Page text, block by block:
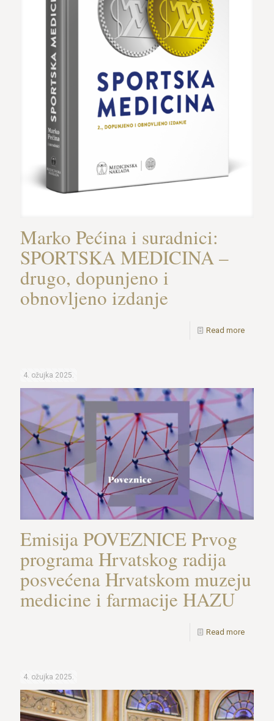
Marko Pećina i suradnici:
SPORTSKA MEDICINA –
drugo, dopunjeno i
obnovljeno izdanje
Read more
4. ožujka 2025.
Emisija POVEZNICE Prvog
programa Hrvatskog radija
posvećena Hrvatskom muzeju
medicine i farmacije HAZU
Read more
4. ožujka 2025.